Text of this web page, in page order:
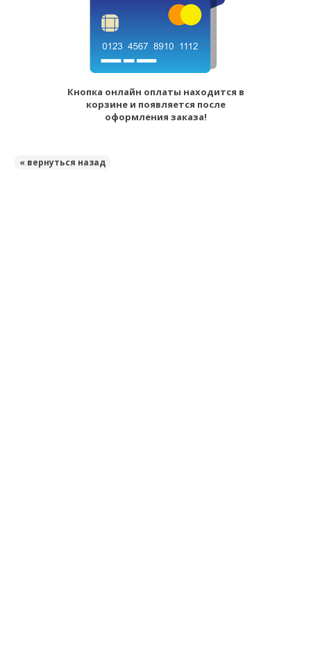
Кнопка онлайн оплаты находится в
корзине и появляется после
оформления заказа!
« вернуться назад